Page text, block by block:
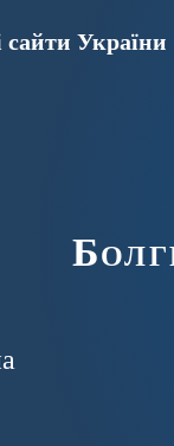
сайти України